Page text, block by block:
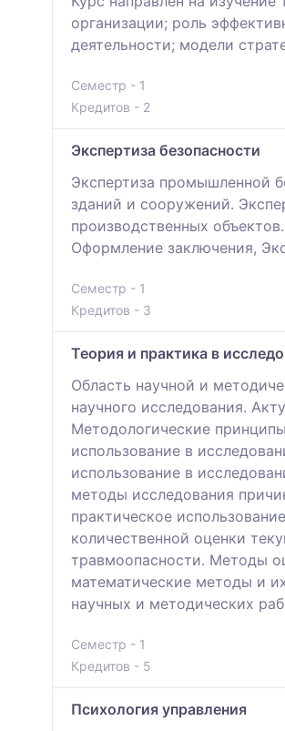
организации; роль
деятельности; модели
Семестр - 1
Кредитов - 2
Экспертиза безопасности
Экспертиза промышленной
зданий и сооружений.
производственных
Оформление заключения,
Семестр - 1
Кредитов - 3
Теория и практика в
Область научной и
научного исследования.
Методологические
использование в
использование в
методы исследования
практическое
количественной оценки
травмоопасности. Методы
математические методы и
научных и методических
Семестр - 1
Кредитов - 5
Психология управления